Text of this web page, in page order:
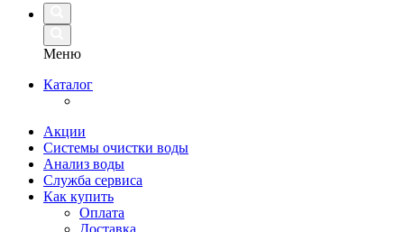
Меню
Каталог
Акции
Системы очистки воды
Анализ воды
Служба сервиса
Как купить
Оплата
Доставка